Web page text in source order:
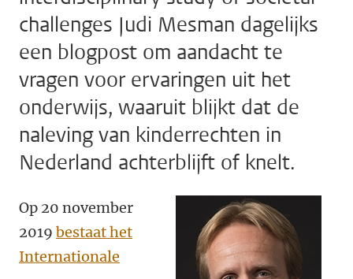
challenges Judi Mesman dagelijks
een blogpost om aandacht te
vragen voor ervaringen uit het
onderwijs, waaruit blijkt dat de
naleving van kinderrechten in
Nederland achterblijft of knelt.
Op 20 november
2019 bestaat het
Internationale